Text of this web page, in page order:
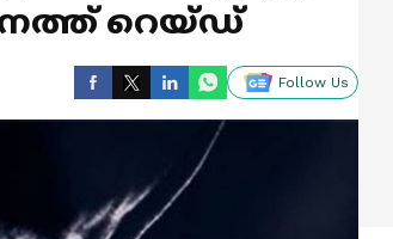
റെയ്ഡ്
Follow Us